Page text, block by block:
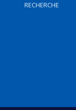
RECHERCHE